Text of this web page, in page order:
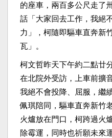
的座車，兩百多公尺走了
話「大家回去工作，我絕
力」，柯隨即驅車直奔新
瓦」。
柯文哲昨天下午約二點廿
在北院外受訪，上車前擴
我絕不會投降、屈服，繼
佩琪陪同，驅車直奔新竹
火爐放在門口，柯跨過火
除霉運，同時也祈願未來